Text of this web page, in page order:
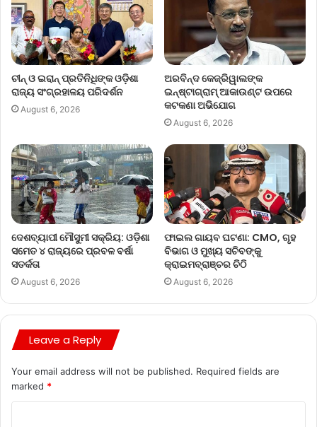
ଚୀନ୍ ଓ ଇରାନ୍ ପ୍ରତିନିଧିଙ୍କ ଓଡ଼ିଶା
ରାଜ୍ୟ ସଂଗ୍ରହାଳୟ ପରିଦର୍ଶନ
August 6, 2026
ଅରବିନ୍ଦ କେଜ୍ରିୱାଲଙ୍କ
ଇନ୍‌ଷ୍ଟାଗ୍ରାମ୍ ଆକାଉଣ୍ଟ ଉପରେ
କଟକଣା ଅଭିଯୋଗ
August 6, 2026
ଦେଶବ୍ୟାପୀ ମୌସୁମୀ ସକ୍ରିୟ: ଓଡ଼ିଶା
ସମେତ ୪ ରାଜ୍ୟରେ ପ୍ରବଳ ବର୍ଷା
ସତର୍କତା
August 6, 2026
ଫାଇଲ ଗାୟବ ଘଟଣା: CMO, ଗୃହ
ବିଭାଗ ଓ ମୁଖ୍ୟ ସଚିବଙ୍କୁ
କ୍ରାଇମବ୍ରାଞ୍ଚର ଚିଠି
August 6, 2026
Leave a Reply
Your email address will not be published. Required fields are
marked *